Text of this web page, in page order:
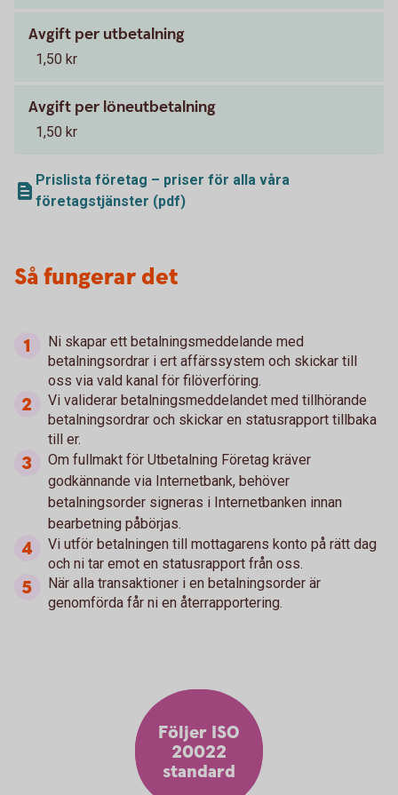
Avgift per utbetalning
1,50 kr
Avgift per löneutbetalning
1,50 kr
Prislista företag – priser för alla våra
företagstjänster (pdf)
Så fungerar det
Ni skapar ett betalningsmeddelande med
betalningsordrar i ert affärssystem och skickar till
oss via vald kanal för filöverföring.
Vi validerar betalningsmeddelandet med tillhörande
betalningsordrar och skickar en statusrapport tillbaka
till er.
Om fullmakt för Utbetalning Företag kräver
godkännande via Internetbank, behöver
betalningsorder signeras i Internetbanken innan
bearbetning påbörjas.
Vi utför betalningen till mottagarens konto på rätt dag
och ni tar emot en statusrapport från oss.
När alla transaktioner i en betalningsorder är
genomförda får ni en återrapportering.
Följer ISO
20022
standard